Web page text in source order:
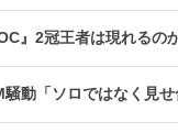
』2冠王者は現れるの
動「ソロではなく見せ